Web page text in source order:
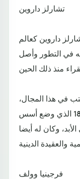
تشارلز داروين
داروين كعالم
في التطور وأصل
في هذا المجال،
أشهرها هو "أصل الأنواع" سنة 1859 الذي وضع أسس
وكان له أيضا
فرجينيا وولف